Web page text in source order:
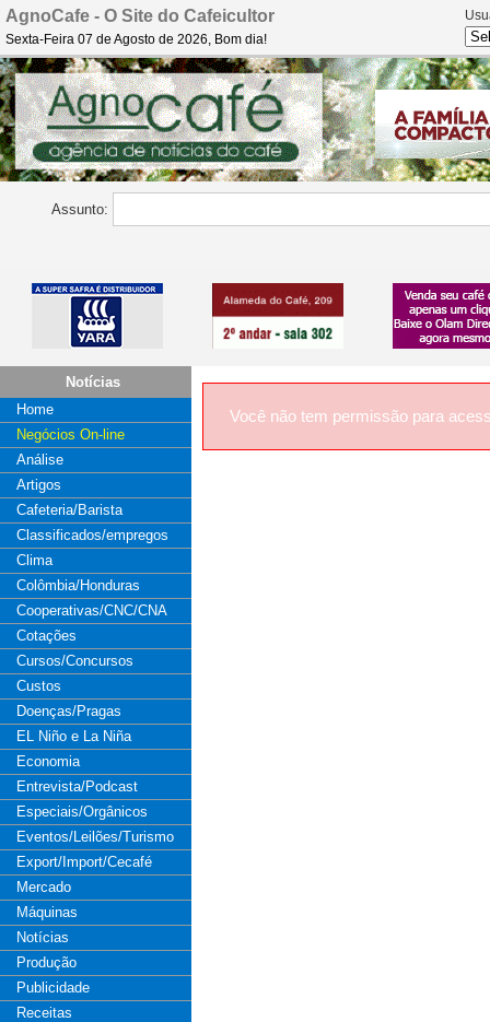
AgnoCafe - O Site do Cafeicultor
Sexta-Feira 07 de Agosto de 2026, Bom dia!
Assunto:
Notícias
Home
Negócios On-line
Análise
Artigos
Cafeteria/Barista
Classificados/empregos
Clima
Colômbia/Honduras
Cooperativas/CNC/CNA
Cotações
Cursos/Concursos
Custos
Doenças/Pragas
EL Niño e La Niña
Economia
Entrevista/Podcast
Especiais/Orgânicos
Eventos/Leilões/Turismo
Export/Import/Cecafé
Mercado
Máquinas
Notícias
Produção
Publicidade
Receitas
Você não tem permissão para